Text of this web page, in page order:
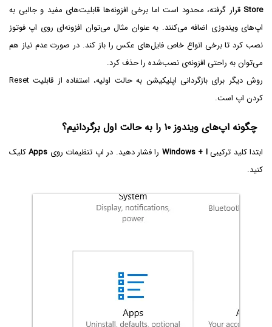
Store قرار گرفته، محدود است اما برخی افزونه‌ها قابلیت‌های مفید و جالبی به
اپ‌های ویندوزی اضافه می‌کنند. به عنوان مثال می‌توان افزونه‌ای روی اپ فوتوز
نصب کرد تا برخی انواع خاص فایل‌های عکس را باز کند. در صورت عدم نیاز هم
می‌توان به راحتی افزونه‌ی نصب‌شده را حذف کرد.
روش دیگر برای بازگردانی اپلیکیشن به حالت اولیه، استفاده از قابلیت Reset
کردن اپ است.
چگونه اپ‌های ویندوز ۱۰ را به حالت اول برگردانیم؟
ابتدا کلید ترکیبیWindows + I را فشار دهید. در اپ تنظیمات روی Appsکلیک
کنید.